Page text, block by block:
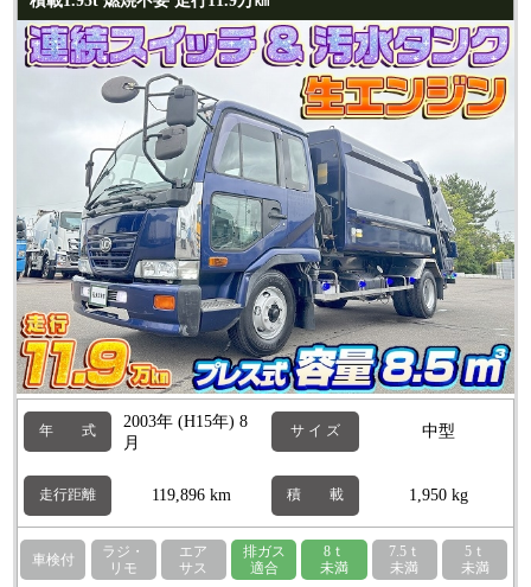
年 式
2003年 (H15年) 8
月
サ イ ズ 中型
走行距離 119,896 km 積 載 1,950 kg
車検付
ラジ・
リモ
エア
サス
排ガス
適合
8ｔ
未満
7.5ｔ
未満
5ｔ
未満